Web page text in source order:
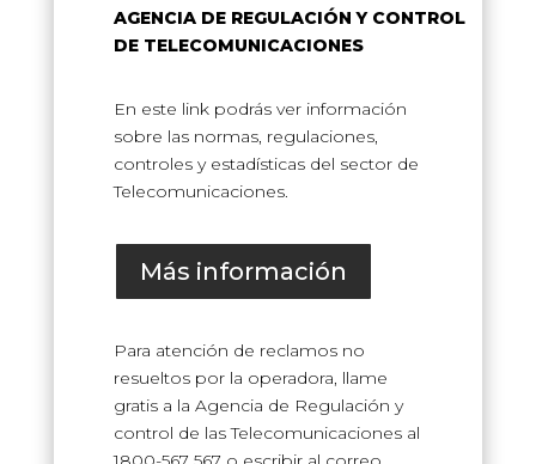
AGENCIA DE REGULACIÓN Y CONTROL
DE TELECOMUNICACIONES
En este link podrás ver información
sobre las normas, regulaciones,
controles y estadísticas del sector de
Telecomunicaciones.
Más información
Para atención de reclamos no
resueltos por la operadora, llame
gratis a la Agencia de Regulación y
control de las Telecomunicaciones al